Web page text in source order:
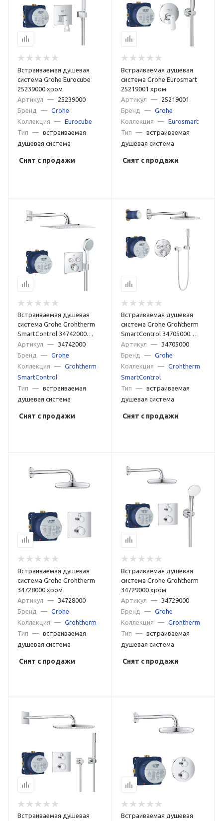
Встраиваемая душевая
система Grohe Eurocube
25239000 хром
Артикул
—
25239000
Бренд
— Grohe
Коллекция
— Eurocube
Тип
— встраиваемая
душевая система
Снят с продажи
Встраиваемая душевая
система Grohe Eurosmart
25219001 хром
Артикул
—
25219001
Бренд
—
Grohe
Коллекция
—
Eurosmart
Тип
—
встраиваемая
душевая система
Снят с продажи
Встраиваемая душевая
система Grohe Grohtherm
SmartControl 34742000
хром
Артикул —
34742000
Бренд
— Grohe
Коллекция
— Grohtherm
SmartControl
Тип
— встраиваемая
душевая система
Снят с продажи
Встраиваемая душевая
система Grohe Grohtherm
SmartControl 34705000
хром
Артикул —
34705000
Бренд
—
Grohe
Коллекция
—
Grohtherm
SmartControl
Тип
—
встраиваемая
душевая система
Снят с продажи
Встраиваемая душевая
система Grohe Grohtherm
34728000 хром
Артикул
—
34728000
Бренд
— Grohe
Коллекция
— Grohtherm
Тип
— встраиваемая
душевая система
Снят с продажи
Встраиваемая душевая
система Grohe Grohtherm
34729000 хром
Артикул
—
34729000
Бренд
—
Grohe
Коллекция
—
Grohtherm
Тип
—
встраиваемая
душевая система
Снят с продажи
Встраиваемая душевая
Встраиваемая душевая